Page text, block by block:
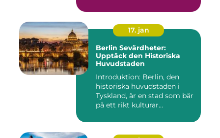
17. jan
Berlin Sevärdheter:
Upptäck den Historiska
Huvudstaden
Introduktion: Berlin, den
historiska huvudstaden i
Tyskland, är en stad som bär
på ett rikt kulturar...